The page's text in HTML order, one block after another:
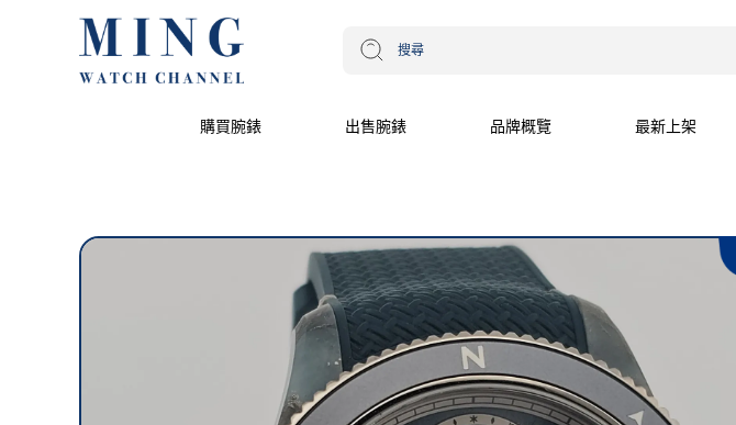
購買腕錶 出售腕錶 品牌概覽 最新上架